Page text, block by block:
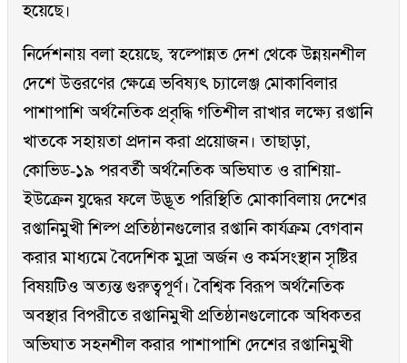
হয়েছে।
নির্দেশনায় বলা হয়েছে, স্বল্পোন্নত দেশ থেকে উন্নয়নশীল
দেশে উত্তরণের ক্ষেত্রে ভবিষ্যৎ চ্যালেঞ্জ মোকাবিলার
পাশাপাশি অর্থনৈতিক প্রবৃদ্ধি গতিশীল রাখার লক্ষ্যে রপ্তানি
খাতকে সহায়তা প্রদান করা প্রয়োজন। তাছাড়া,
কোভিড-১৯ পরবর্তী অর্থনৈতিক অভিঘাত ও রাশিয়া-
ইউক্রেন যুদ্ধের ফলে উদ্ভূত পরিস্থিতি মোকাবিলায় দেশের
রপ্তানিমুখী শিল্প প্রতিষ্ঠানগুলোর রপ্তানি কার্যক্রম বেগবান
করার মাধ্যমে বৈদেশিক মুদ্রা অর্জন ও কর্মসংস্থান সৃষ্টির
বিষয়টিও অত্যন্ত গুরুত্বপূর্ণ। বৈশ্বিক বিরূপ অর্থনৈতিক
অবস্থার বিপরীতে রপ্তানিমুখী প্রতিষ্ঠানগুলোকে অধিকতর
অভিঘাত সহনশীল করার পাশাপাশি দেশের রপ্তানিমুখী